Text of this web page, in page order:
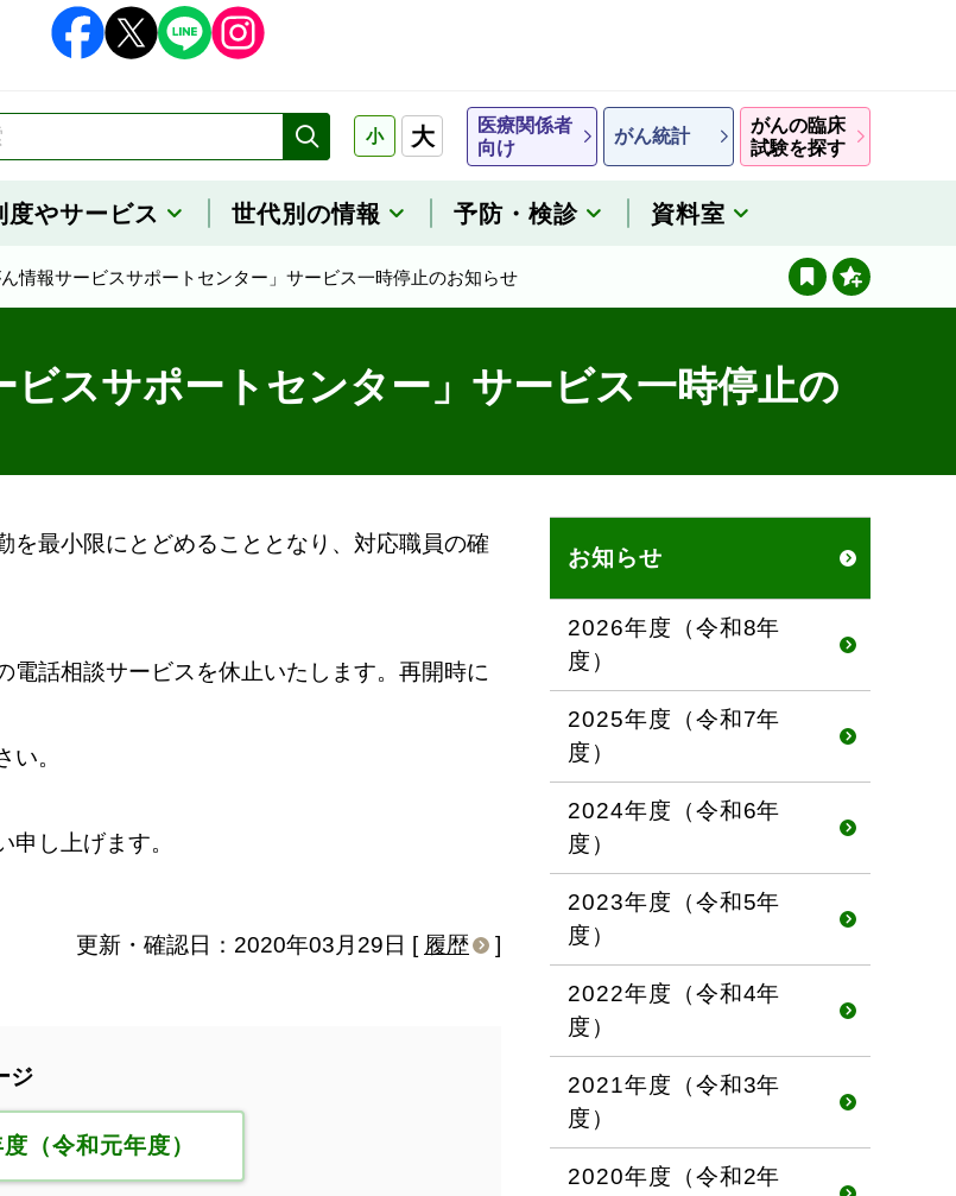
小 大
医療関係者
向け
がん統計
がんの臨床
試験を探す
度やサービス 世代別の情報 予防・検診 資料室
ん情報サービスサポートセンター」サービス一時停止のお知らせ
ビスサポートセンター」サービス一時停止の
最小限にとどめることとなり、対応職員の確
話相談サービスを休止いたします。再開時に
。
し上げます。
更新・確認日：2020年03月29日 [ 履歴 ]
ジ
（令和元年度）
お知らせ
2026年度（令和8年
度）
2025年度（令和7年
度）
2024年度（令和6年
度）
2023年度（令和5年
度）
2022年度（令和4年
度）
2021年度（令和3年
度）
2020年度（令和2年